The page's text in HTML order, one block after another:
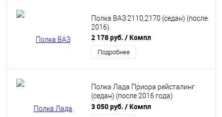
Полка ВАЗ 2110,2170 (седан) (после
2016)
2 178 руб. / Компл
Подробнее
Полка Лада Приора рейсталинг
(седан) (после 2016 года)
(винилискожа)
3 050 руб. / Компл